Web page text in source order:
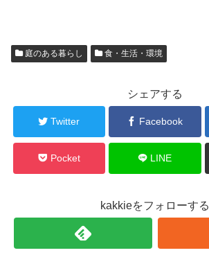
庭のある暮らし 食・生活・環境
シェアする
Twitter Facebook
Pocket LINE
kakkieをフォローする